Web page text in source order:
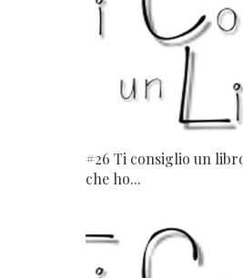
#26 Ti consiglio un
che ho...